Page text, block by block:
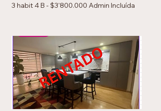
3 habit 4 B - $3'800.000 Admin Incluída